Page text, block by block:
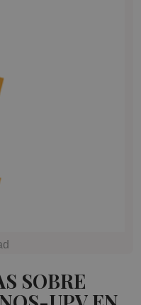
SOBRE